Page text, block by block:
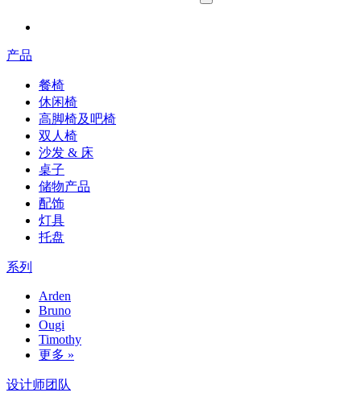
产品
餐椅
休闲椅
高脚椅及吧椅
双人椅
沙发 & 床
桌子
储物产品
配饰
灯具
托盘
系列
Arden
Bruno
Ougi
Timothy
更多 »
设计师团队